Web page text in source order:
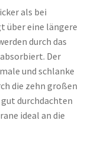
als bei
über eine längere
durch das
Der
und schlanke
die zehn großen
durchdachten
ideal an die